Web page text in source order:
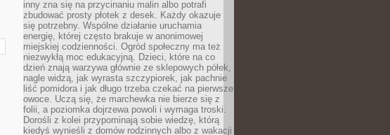
inny zna się na przycinaniu malin albo potrafi
zbudować prosty płotek z desek. Każdy okazuje
się potrzebny. Wspólne działanie uruchamia
energię, której często brakuje w anonimowej
miejskiej codzienności. Ogród społeczny ma też
niezwykłą moc edukacyjną. Dzieci, które na co
dzień znają warzywa głównie ze sklepowych półek,
nagle widzą, jak wyrasta szczypiorek, jak pachnie
liść pomidora i jak długo trzeba czekać na pierwsze
owoce. Uczą się, że marchewka nie bierze się z
folii, a poziomka dojrzewa powoli i wymaga troski.
Dorośli z kolei przypominają sobie wiedzę, którą
kiedyś wynieśli z domów rodzinnych albo z wakacji